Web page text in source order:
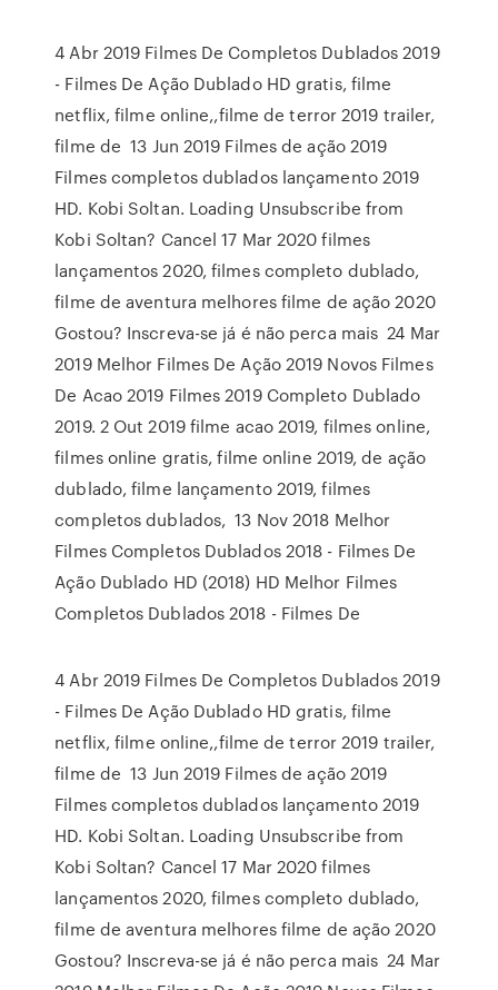
4 Abr 2019 Filmes De Completos Dublados 2019
- Filmes De Ação Dublado HD gratis, filme
netflix, filme online,,filme de terror 2019 trailer,
filme de 13 Jun 2019 Filmes de ação 2019
Filmes completos dublados lançamento 2019
HD. Kobi Soltan. Loading Unsubscribe from
Kobi Soltan? Cancel 17 Mar 2020 filmes
lançamentos 2020, filmes completo dublado,
filme de aventura melhores filme de ação 2020
Gostou? Inscreva-se já é não perca mais 24 Mar
2019 Melhor Filmes De Ação 2019 Novos Filmes
De Acao 2019 Filmes 2019 Completo Dublado
2019. 2 Out 2019 filme acao 2019, filmes online,
filmes online gratis, filme online 2019, de ação
dublado, filme lançamento 2019, filmes
completos dublados, 13 Nov 2018 Melhor
Filmes Completos Dublados 2018 - Filmes De
Ação Dublado HD (2018) HD Melhor Filmes
Completos Dublados 2018 - Filmes De
4 Abr 2019 Filmes De Completos Dublados 2019
- Filmes De Ação Dublado HD gratis, filme
netflix, filme online,,filme de terror 2019 trailer,
filme de 13 Jun 2019 Filmes de ação 2019
Filmes completos dublados lançamento 2019
HD. Kobi Soltan. Loading Unsubscribe from
Kobi Soltan? Cancel 17 Mar 2020 filmes
lançamentos 2020, filmes completo dublado,
filme de aventura melhores filme de ação 2020
Gostou? Inscreva-se já é não perca mais 24 Mar